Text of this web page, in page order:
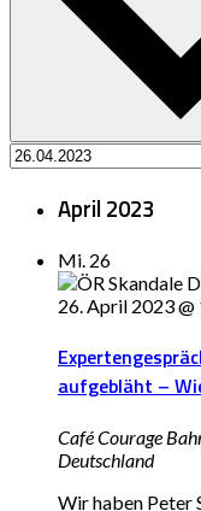
April 2023
Mi. 26
26. April 2023 @
aufgebläht –
Café Courage
Deutschland
Wir haben Peter